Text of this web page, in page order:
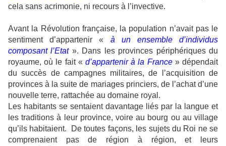
cela sans acrimonie, ni recours à l’invective.
Avant la Révolution française, la population n’avait pas le
sentiment d’appartenir « à un ensemble d’individus
composant l’Etat ». Dans les provinces périphériques du
royaume, où le fait « d’appartenir à la France» dépendait
du succès de campagnes militaires, de l’acquisition de
provinces à la suite de mariages princiers, de l’achat d’une
nouvelle terre, rattachée au domaine royal.
Les habitants se sentaient davantage liés par la langue et
les traditions à leur province, voire au bourg ou au village
qu’ils habitaient.
De toutes façons, les sujets du Roi ne se
comprenaient pas de région à région, et leurs